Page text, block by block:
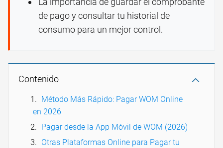
de pago y consultar tu historial de
consumo para un mejor control.
Contenido
Método Más Rápido: Pagar WOM Online
en 2026
Pagar desde la App Móvil de WOM (2026)
Otras Plataformas Online para Pagar tu